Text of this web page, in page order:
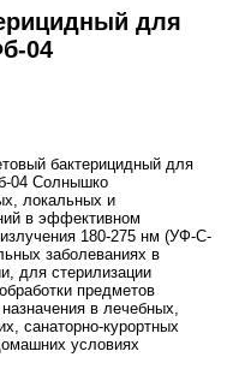
для
04
бактерицидный для
04 Солнышко
локальных и
в эффективном
180-275 нм (УФ-С-
заболеваниях в
для стерилизации
предметов
в лечебных,
санаторно-курортных
условиях